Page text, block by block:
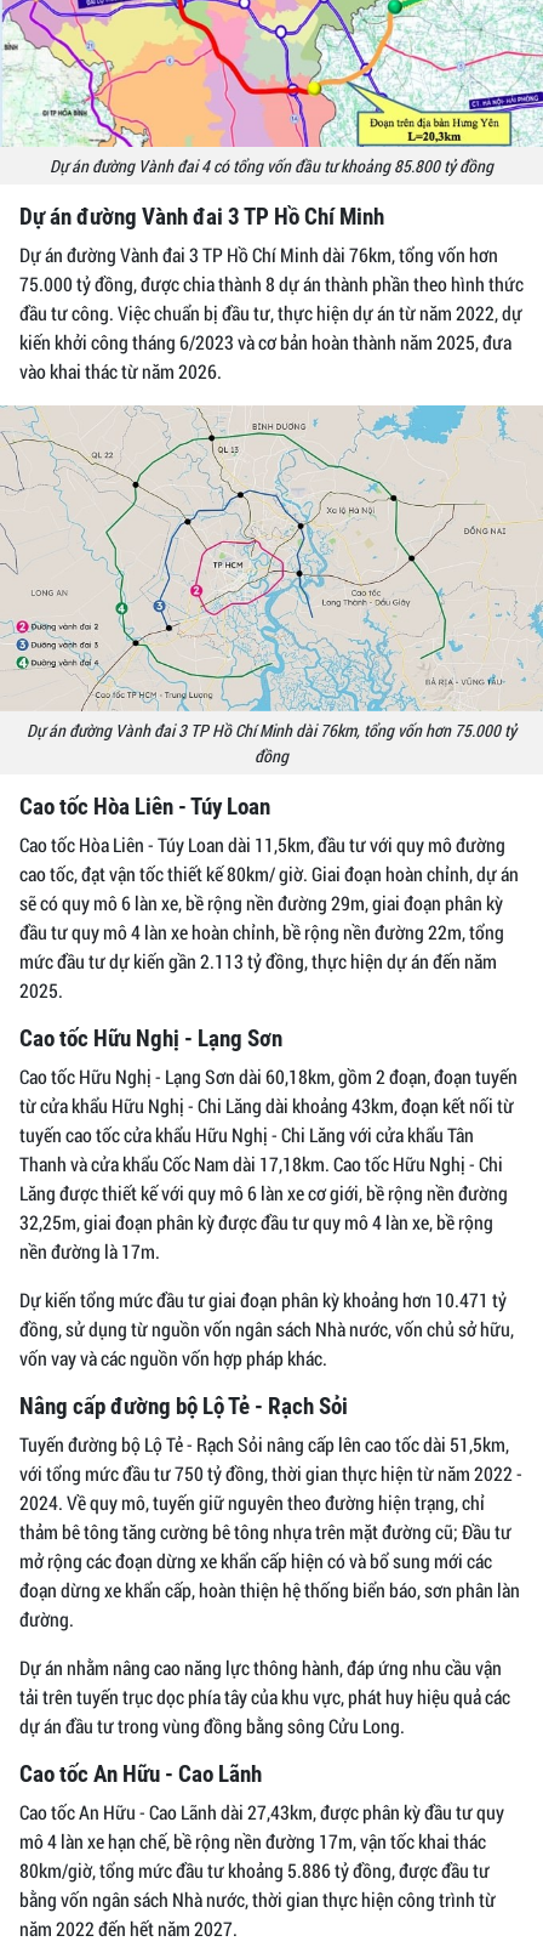
Dự án đường Vành đai 4 có tổng vốn đầu tư khoảng 85.800 tỷ đồng
Dự án đường Vành đai 3 TP Hồ Chí Minh
Dự án đường Vành đai 3 TP Hồ Chí Minh dài 76km, tổng vốn hơn
75.000 tỷ đồng, được chia thành 8 dự án thành phần theo hình thức
đầu tư công. Việc chuẩn bị đầu tư, thực hiện dự án từ năm 2022, dự
kiến khởi công tháng 6/2023 và cơ bản hoàn thành năm 2025, đưa
vào khai thác từ năm 2026.
Dự án đường Vành đai 3 TP Hồ Chí Minh dài 76km, tổng vốn hơn 75.000 tỷ
đồng
Cao tốc Hòa Liên - Túy Loan
Cao tốc Hòa Liên - Túy Loan dài 11,5km, đầu tư với quy mô đường
cao tốc, đạt vận tốc thiết kế 80km/ giờ. Giai đoạn hoàn chỉnh, dự án
sẽ có quy mô 6 làn xe, bề rộng nền đường 29m, giai đoạn phân kỳ
đầu tư quy mô 4 làn xe hoàn chỉnh, bề rộng nền đường 22m, tổng
mức đầu tư dự kiến gần 2.113 tỷ đồng, thực hiện dự án đến năm
2025.
Cao tốc Hữu Nghị - Lạng Sơn
Cao tốc Hữu Nghị - Lạng Sơn dài 60,18km, gồm 2 đoạn, đoạn tuyến
từ cửa khẩu Hữu Nghị - Chi Lăng dài khoảng 43km, đoạn kết nối từ
tuyến cao tốc cửa khẩu Hữu Nghị - Chi Lăng với cửa khẩu Tân
Thanh và cửa khẩu Cốc Nam dài 17,18km. Cao tốc Hữu Nghị - Chi
Lăng được thiết kế với quy mô 6 làn xe cơ giới, bề rộng nền đường
32,25m, giai đoạn phân kỳ được đầu tư quy mô 4 làn xe, bề rộng
nền đường là 17m.
Dự kiến tổng mức đầu tư giai đoạn phân kỳ khoảng hơn 10.471 tỷ
đồng, sử dụng từ nguồn vốn ngân sách Nhà nước, vốn chủ sở hữu,
vốn vay và các nguồn vốn hợp pháp khác.
Nâng cấp đường bộ Lộ Tẻ - Rạch Sỏi
Tuyến đường bộ Lộ Tẻ - Rạch Sỏi nâng cấp lên cao tốc dài 51,5km,
với tổng mức đầu tư 750 tỷ đồng, thời gian thực hiện từ năm 2022 -
2024. Về quy mô, tuyến giữ nguyên theo đường hiện trạng, chỉ
thảm bê tông tăng cường bê tông nhựa trên mặt đường cũ; Đầu tư
mở rộng các đoạn dừng xe khẩn cấp hiện có và bổ sung mới các
đoạn dừng xe khẩn cấp, hoàn thiện hệ thống biển báo, sơn phân làn
đường.
Dự án nhằm nâng cao năng lực thông hành, đáp ứng nhu cầu vận
tải trên tuyến trục dọc phía tây của khu vực, phát huy hiệu quả các
dự án đầu tư trong vùng đồng bằng sông Cửu Long.
Cao tốc An Hữu - Cao Lãnh
Cao tốc An Hữu - Cao Lãnh dài 27,43km, được phân kỳ đầu tư quy
mô 4 làn xe hạn chế, bề rộng nền đường 17m, vận tốc khai thác
80km/giờ, tổng mức đầu tư khoảng 5.886 tỷ đồng, được đầu tư
bằng vốn ngân sách Nhà nước, thời gian thực hiện công trình từ
năm 2022 đến hết năm 2027.